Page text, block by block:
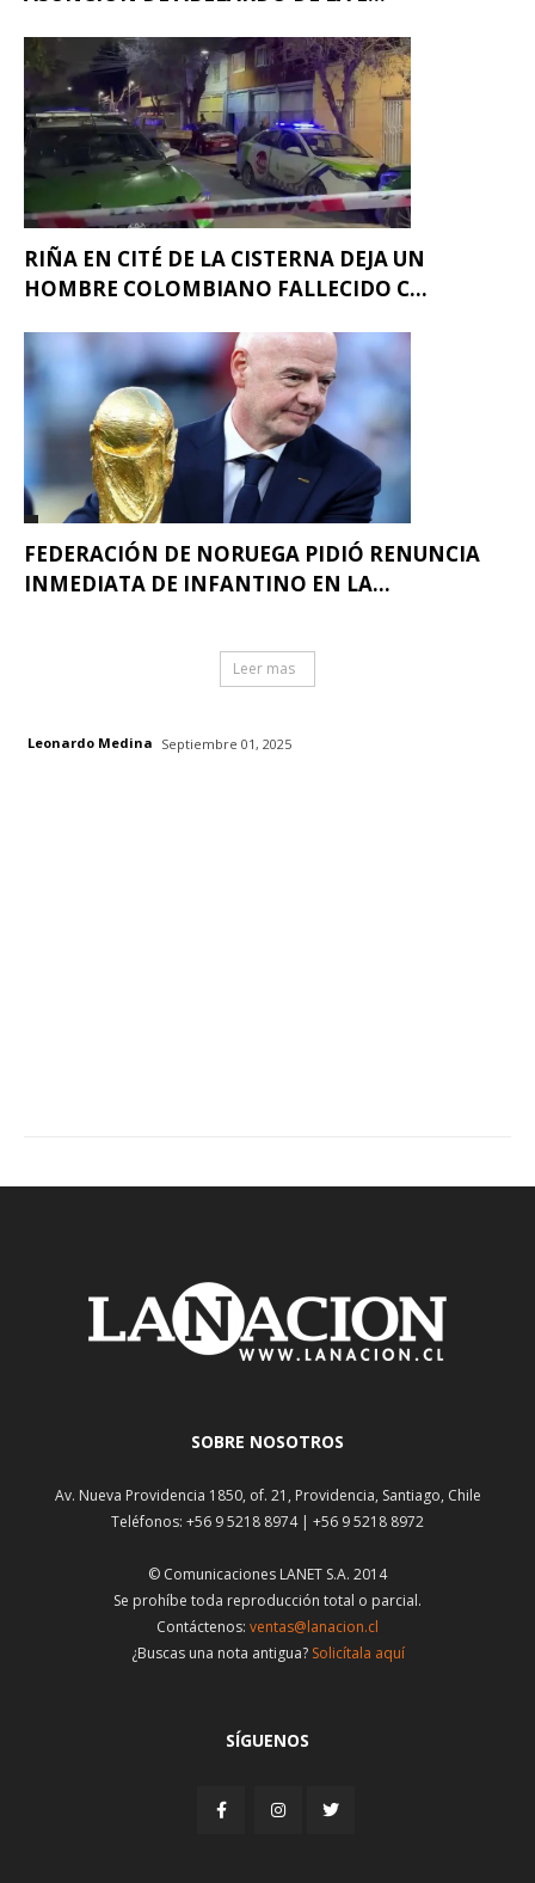
RIÑA EN CITÉ DE LA CISTERNA DEJA UN
HOMBRE COLOMBIANO FALLECIDO C...
FEDERACIÓN DE NORUEGA PIDIÓ RENUNCIA
INMEDIATA DE INFANTINO EN LA...
Leer mas
Leonardo Medina Septiembre 01, 2025
SOBRE NOSOTROS
Av. Nueva Providencia 1850, of. 21, Providencia, Santiago, Chile
Teléfonos: +56 9 5218 8974 | +56 9 5218 8972
© Comunicaciones LANET S.A. 2014
Se prohíbe toda reproducción total o parcial.
Contáctenos: ventas@lanacion.cl
¿Buscas una nota antigua? Solicítala aquí
SÍGUENOS